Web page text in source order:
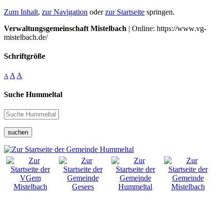
Zum Inhalt, zur Navigation oderzur Startseite springen.
Verwaltungsgemeinschaft Mistelbach | Online: https://www.vg-
mistelbach.de/
Schriftgröße
A A A
Suche Hummeltal
suchen